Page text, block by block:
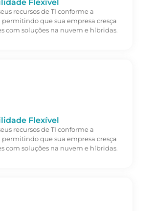
Flexível
recursos de TI conforme a
que sua empresa cresça
com soluções na nuvem e híbridas.
Flexível
recursos de TI conforme a
que sua empresa cresça
com soluções na nuvem e híbridas.